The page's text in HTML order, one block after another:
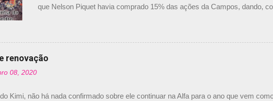
que Nelson Piquet havia comprado 15% das ações da Campos, dando,
dirigente foi taxativo ao declarar que o brasileiro não será o companheiro
verdade, nós recebemos uma oferta de Piquet", admitiu Audetto. “Mas
Senna, não podemos ter dois brasileiros”, explicou, dizendo ainda que não
renovação
08, 2020
Kimi, não há nada confirmado sobre ele continuar na Alfa para o ano que vem